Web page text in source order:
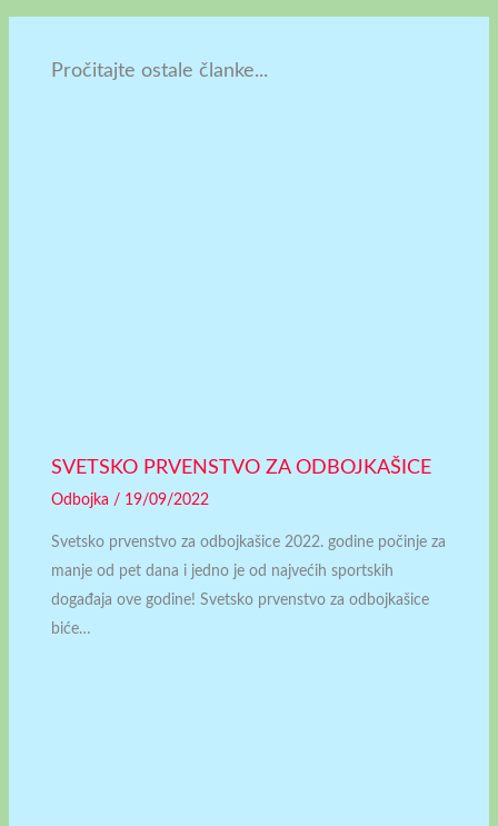
Pročitajte ostale članke...
SVETSKO PRVENSTVO ZA ODBOJKAŠICE
Odbojka / 19/09/2022
Svetsko prvenstvo za odbojkašice 2022. godine počinje za
manje od pet dana i jedno je od najvećih sportskih
događaja ove godine! Svetsko prvenstvo za odbojkašice
biće…